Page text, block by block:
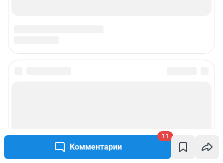
Комментарии
11